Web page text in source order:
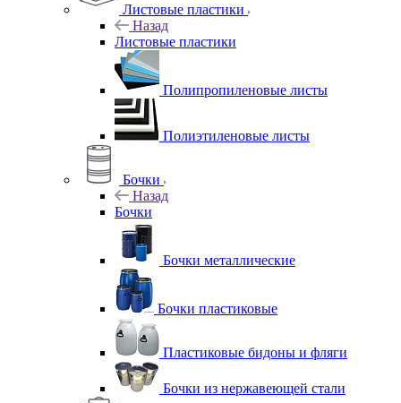
Листовые пластики
Назад
Листовые пластики
Полипропиленовые листы
Полиэтиленовые листы
Бочки
Назад
Бочки
Бочки металлические
Бочки пластиковые
Пластиковые бидоны и фляги
Бочки из нержавеющей стали